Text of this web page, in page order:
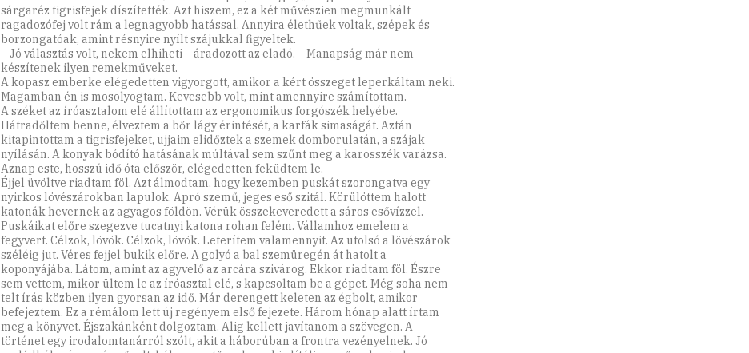
sárgaréz tigrisfejek díszítették. Azt hiszem, ez a két művészien megmunkált
ragadozófej volt rám a legnagyobb hatással. Annyira élethűek voltak, szépek és
borzongatóak, amint résnyire nyílt szájukkal figyeltek.
– Jó választás volt, nekem elhiheti – áradozott az eladó. – Manapság már nem
készítenek ilyen remekműveket.
A kopasz emberke elégedetten vigyorgott, amikor a kért összeget leperkáltam neki.
Magamban én is mosolyogtam. Kevesebb volt, mint amennyire számítottam.
A széket az íróasztalom elé állítottam az ergonomikus forgószék helyébe.
Hátradőltem benne, élveztem a bőr lágy érintését, a karfák simaságát. Aztán
kitapintottam a tigrisfejeket, ujjaim elidőztek a szemek domborulatán, a szájak
nyílásán. A konyak bódító hatásának múltával sem szűnt meg a karosszék varázsa.
Aznap este, hosszú idő óta először, elégedetten feküdtem le.
Éjjel üvöltve riadtam föl. Azt álmodtam, hogy kezemben puskát szorongatva egy
nyirkos lövészárokban lapulok. Apró szemű, jeges eső szitál. Körülöttem halott
katonák hevernek az agyagos földön. Vérük összekeveredett a sáros esővízzel.
Puskáikat előre szegezve tucatnyi katona rohan felém. Vállamhoz emelem a
fegyvert. Célzok, lövök. Célzok, lövök. Leterítem valamennyit. Az utolsó a lövészárok
széléig jut. Véres fejjel bukik előre. A golyó a bal szemüregén át hatolt a
koponyájába. Látom, amint az agyvelő az arcára szivárog. Ekkor riadtam föl. Észre
sem vettem, mikor ültem le az íróasztal elé, s kapcsoltam be a gépet. Még soha nem
telt írás közben ilyen gyorsan az idő. Már derengett keleten az égbolt, amikor
befejeztem. Ez a rémálom lett új regényem első fejezete. Három hónap alatt írtam
meg a könyvet. Éjszakánként dolgoztam. Alig kellett javítanom a szövegen. A
történet egy irodalomtanárról szólt, akit a háborúban a frontra vezényelnek. Jó